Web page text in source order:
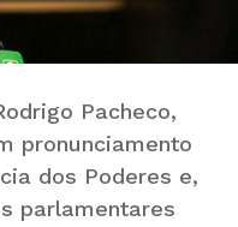
Pacheco,
pronunciamento
dos Poderes e,
parlamentares